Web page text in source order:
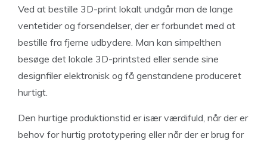
Ved at bestille 3D-print lokalt undgår man de lange
ventetider og forsendelser, der er forbundet med at
bestille fra fjerne udbydere. Man kan simpelthen
besøge det lokale 3D-printsted eller sende sine
designfiler elektronisk og få genstandene produceret
hurtigt.
Den hurtige produktionstid er især værdifuld, når der er
behov for hurtig prototypering eller når der er brug for